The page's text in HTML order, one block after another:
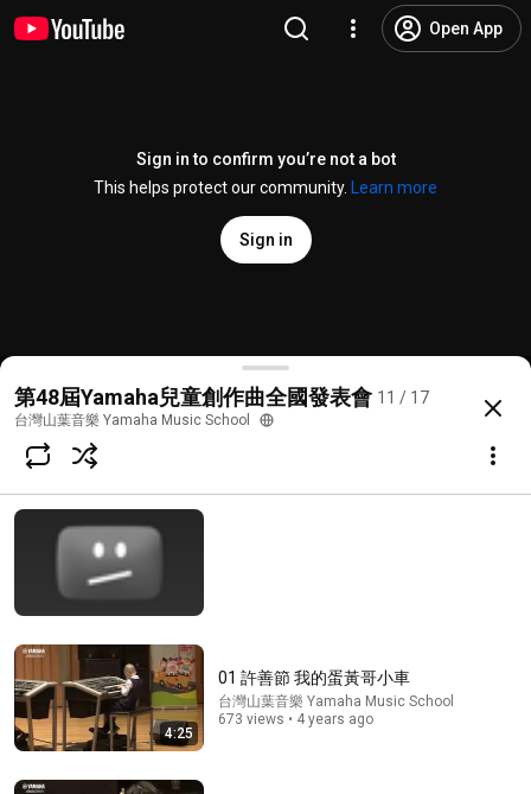
Open App
Sign in to confirm you’re not a bot
This helps protect our community.
Learn more
Sign in
08 葉奕辰 楊晴媄 恐龍
@yamahamusicschooltw 10 likes 437 views
Subscribe
Comments
Comments are turned off.
第48屆Yamaha兒童創作曲全國發表會 11 / 17
台灣山葉音樂 Yamaha Music School
4:25
01 許善節 我的蛋黃哥小車
台灣山葉音樂 Yamaha Music School
673 views • 4 years ago